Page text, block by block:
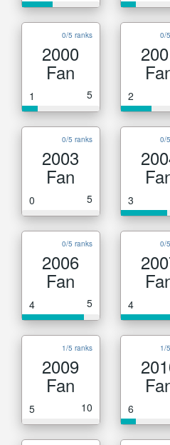
0/5 ranks
2000
Fan
1 5
0/
2
0/5 ranks
2003
Fan
0 5
0/
3
0/5 ranks
2006
Fan
4 5
0/
4
1/5 ranks
2009
Fan
5 10
1/
6